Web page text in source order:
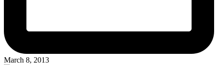
March 8, 2013